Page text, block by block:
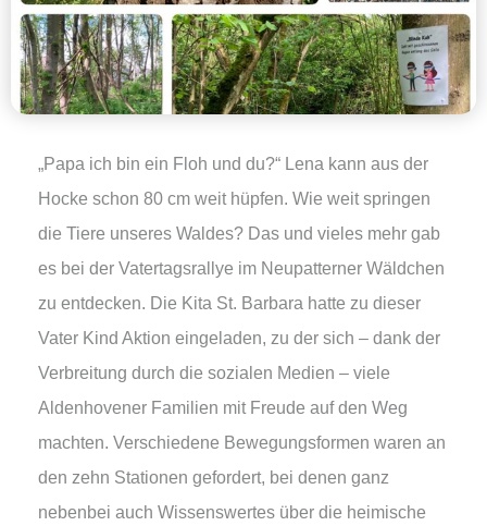
„Papa ich bin ein Floh und du?“ Lena kann aus der
Hocke schon 80 cm weit hüpfen. Wie weit springen
die Tiere unseres Waldes? Das und vieles mehr gab
es bei der Vatertagsrallye im Neupatterner Wäldchen
zu entdecken. Die Kita St. Barbara hatte zu dieser
Vater Kind Aktion eingeladen, zu der sich – dank der
Verbreitung durch die sozialen Medien – viele
Aldenhovener Familien mit Freude auf den Weg
machten. Verschiedene Bewegungsformen waren an
den zehn Stationen gefordert, bei denen ganz
nebenbei auch Wissenswertes über die heimische